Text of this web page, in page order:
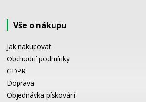
Vše o nákupu
Jak nakupovat
Obchodní podmínky
GDPR
Doprava
Objednávka pískování